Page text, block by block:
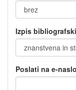
Izpis
Poslati na e-